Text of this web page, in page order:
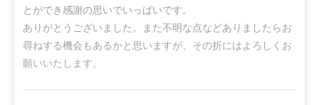
とができ感謝の思いでいっぱいです。
ありがとうございました。また不明な点などありましたらお
尋ねする機会もあるかと思いますが、その折にはよろしくお
願いいたします。